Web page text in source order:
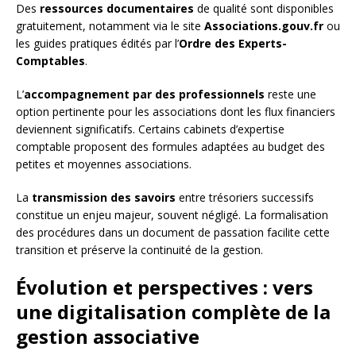
Des ressources documentaires de qualité sont disponibles
gratuitement, notamment via le site Associations.gouv.fr ou
les guides pratiques édités par l’Ordre des Experts-
Comptables.
L’accompagnement par des professionnels reste une
option pertinente pour les associations dont les flux financiers
deviennent significatifs. Certains cabinets d’expertise
comptable proposent des formules adaptées au budget des
petites et moyennes associations.
La transmission des savoirs entre trésoriers successifs
constitue un enjeu majeur, souvent négligé. La formalisation
des procédures dans un document de passation facilite cette
transition et préserve la continuité de la gestion.
Évolution et perspectives : vers
une digitalisation complète de la
gestion associative